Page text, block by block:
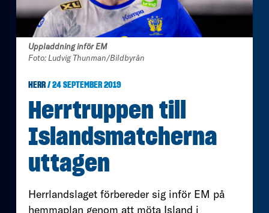
Uppladdning inför EM
Foto: Ludvig Thunman/Bildbyrån
HERR/ 24 SEPTEMBER 2019
Herrtruppen till
Islandsmatcherna
uttagen
Herrlandslaget förbereder sig inför EM på
hemmaplan genom att möta Island i